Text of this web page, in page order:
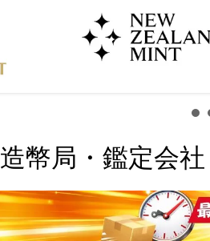
造幣局・鑑定会